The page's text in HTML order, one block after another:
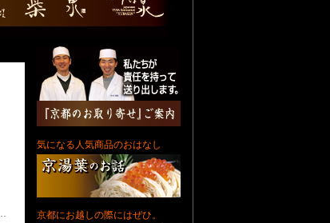
気になる人気商品のおはなし
京都にお越しの際にはぜひ。